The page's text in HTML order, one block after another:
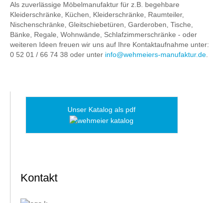
Als zuverlässige Möbelmanufaktur für z.B. begehbare
Kleiderschränke, Küchen, Kleiderschränke, Raumteiler,
Nischenschränke, Gleitschiebetüren, Garderoben, Tische,
Bänke, Regale, Wohnwände, Schlafzimmerschränke - oder
weiteren Ideen freuen wir uns auf Ihre Kontaktaufnahme unter:
0 52 01 / 66 74 38 oder unter info@wehmeiers-manufaktur.de.
Unser Katalog als pdf
Kontakt